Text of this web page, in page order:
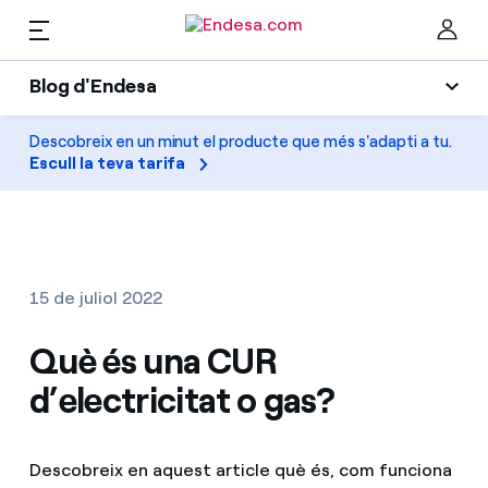
Blog d'Endesa
Blog d'Endesa
Llum
Gas
Solar
Empreses
Llars
Troba la tarifa que més et convé
Compara les nostres tarifes d’empresa i estalvia
altre
Mobilitat
PARA TI
Solar
Descobreix en un minut el producte que més s'adapti a tu.
Escull la teva tarifa
15 de juliol 2022
Què és una CUR
d’electricitat o gas?
Descobreix en aquest article què és, com funciona